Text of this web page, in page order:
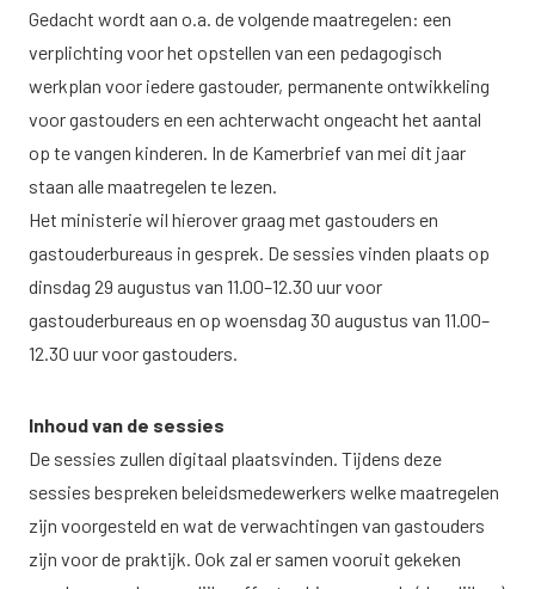
Gedacht wordt aan o.a. de volgende maatregelen: een
verplichting voor het opstellen van een pedagogisch
werkplan voor iedere gastouder, permanente ontwikkeling
voor gastouders en een achterwacht ongeacht het aantal
op te vangen kinderen. In de Kamerbrief van mei dit jaar
staan alle maatregelen te lezen.
Het ministerie wil hierover graag met gastouders en
gastouderbureaus in gesprek. De sessies vinden plaats op
dinsdag 29 augustus van 11.00–12.30 uur voor
gastouderbureaus en op woensdag 30 augustus van 11.00–
12.30 uur voor gastouders.
Inhoud van de sessies
De sessies zullen digitaal plaatsvinden. Tijdens deze
sessies bespreken beleidsmedewerkers welke maatregelen
zijn voorgesteld en wat de verwachtingen van gastouders
zijn voor de praktijk. Ook zal er samen vooruit gekeken